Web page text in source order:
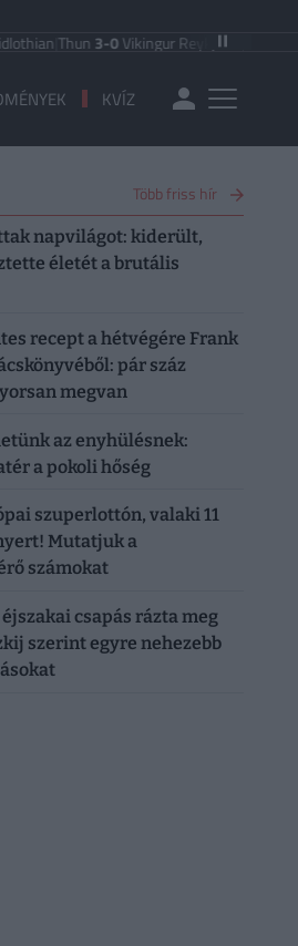
|Thun3-0Vikingur Reykjavik| PAOK Saloniki
KVÍZ
Több friss hír
napvilágot: kiderült,
életét a brutális
recept a hétvégére Frank
pár száz
megvan
az enyhülésnek:
a pokoli hőség
szuperlottón, valaki 11
Mutatjuk a
számokat
csapás rázta meg
szerint egyre nehezebb